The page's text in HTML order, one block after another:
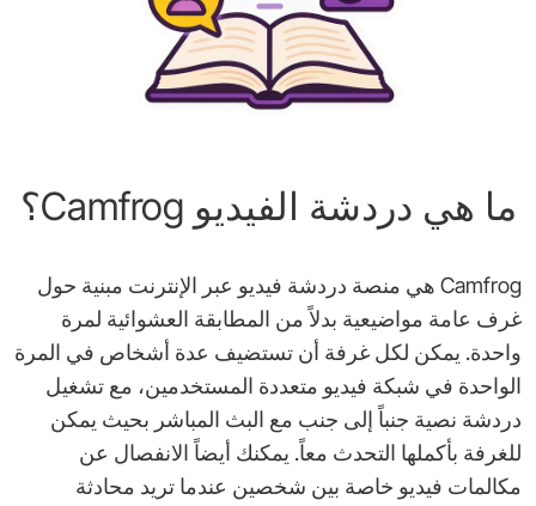
ما هي دردشة الفيديو Camfrog؟
Camfrog هي منصة دردشة فيديو عبر الإنترنت مبنية حول
غرف عامة مواضيعية بدلاً من المطابقة العشوائية لمرة
واحدة. يمكن لكل غرفة أن تستضيف عدة أشخاص في المرة
الواحدة في شبكة فيديو متعددة المستخدمين، مع تشغيل
دردشة نصية جنباً إلى جنب مع البث المباشر بحيث يمكن
للغرفة بأكملها التحدث معاً. يمكنك أيضاً الانفصال عن
مكالمات فيديو خاصة بين شخصين عندما تريد محادثة